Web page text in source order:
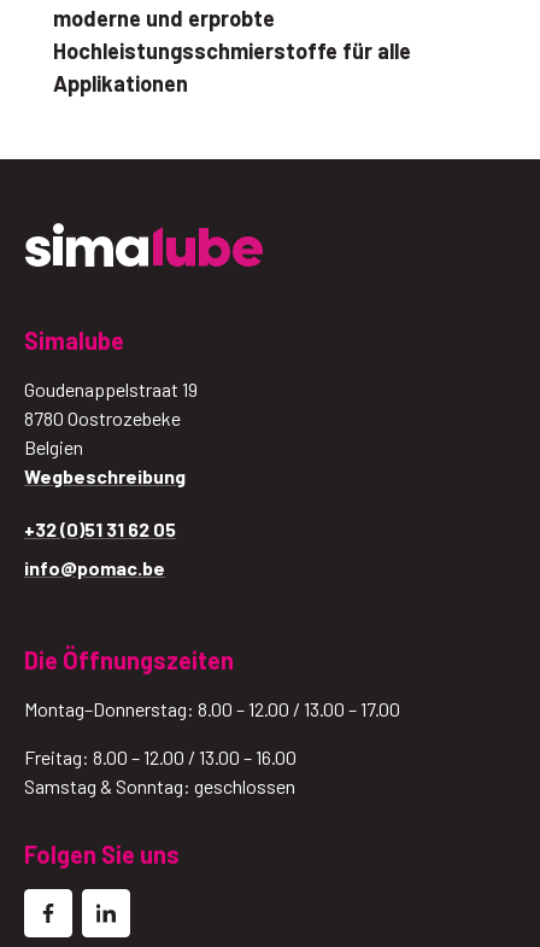
moderne und erprobte
Hochleistungsschmierstoffe für alle
Applikationen
Simalube
Goudenappelstraat 19
8780 Oostrozebeke
Belgien
Wegbeschreibung
+32 (0)51 31 62 05
info@pomac.be
Die Öffnungszeiten
Montag–Donnerstag: 8.00 – 12.00 / 13.00 – 17.00
Freitag: 8.00 – 12.00 / 13.00 – 16.00
Samstag & Sonntag: geschlossen
Folgen Sie uns